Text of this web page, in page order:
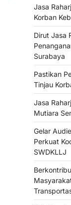
Jasa
Korban
Dirut Jasa
Surabaya
Pastikan
Tinjau
Jasa
Mutiara
Gelar
Perkuat
SWDKLLJ